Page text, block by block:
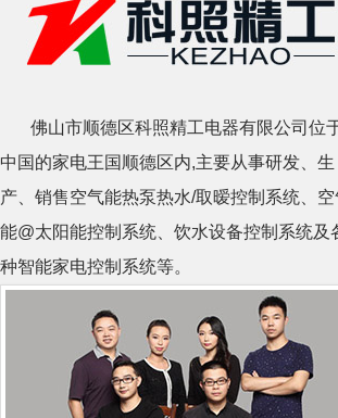
佛山市顺德区科照精工电器有限公司位
中国的家电王国顺德区内,主要从事研发、生
产、销售空气能热泵热水/取暧控制系统、空
能@太阳能控制系统、饮水设备控制系统及
种智能家电控制系统等。
科照精工电器有限公司十多年来在行业内
积累了丰富的研发与生产经验，拥有高质高效
的研发团队，具备强大的研发与生产能力。精